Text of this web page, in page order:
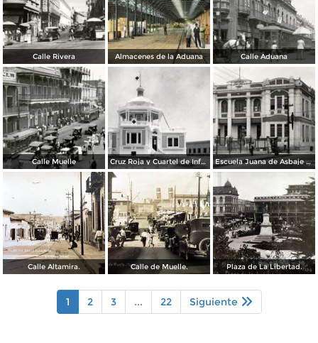
Calle Rivera Almacenes de la Aduana Calle Aduana
Calle Muelle Cruz Roja y Cuartel de Infantería Escuela Juana de Asbaje y Ramírez
Calle Altamira. Calle de Muelle. Plaza de La Libertad.
1 2 3 ... 22 Siguiente